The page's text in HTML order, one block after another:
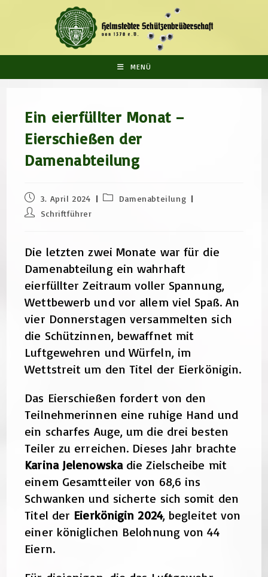
MENÜ
Ein eierfüllter Monat –
Eierschießen der
Damenabteilung
Beitrag
veröffentlicht:
3. April 2024
Beitrags-
Damenabteilung
Beitrags-
Schriftführer
Die letzten zwei Monate war für die
Damenabteilung ein wahrhaft
eierfüllter Zeitraum voller Spannung,
Wettbewerb und vor allem viel Spaß. An
vier Donnerstagen versammelten sich
die Schützinnen, bewaffnet mit
Luftgewehren und Würfeln, im
Wettstreit um den Titel der Eierkönigin.
Das Eierschießen fordert von den
Teilnehmerinnen eine ruhige Hand und
ein scharfes Auge, um die drei besten
Teiler zu erreichen. Dieses Jahr brachte
Karina Jelenowskadie Zielscheibe mit
einem Gesamtteiler von 68,6 ins
Schwanken und sicherte sich somit den
Titel der Eierkönigin 2024, begleitet von
einer königlichen Belohnung von 44
Eiern.